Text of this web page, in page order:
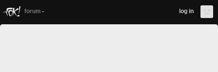
forum log in